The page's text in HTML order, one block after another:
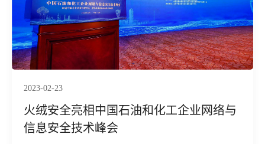
2023-02-23
火绒安全亮相中国石油和化工企业网络与
信息安全技术峰会